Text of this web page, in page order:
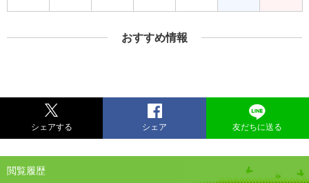
おすすめ情報
シェアする シェア 友だちに送る
閲覧履歴